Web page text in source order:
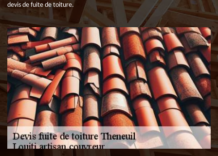
devis de fuite de toiture.